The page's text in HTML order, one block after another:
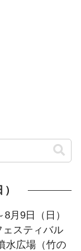
月9日（日）
スティバル
水広場（竹の